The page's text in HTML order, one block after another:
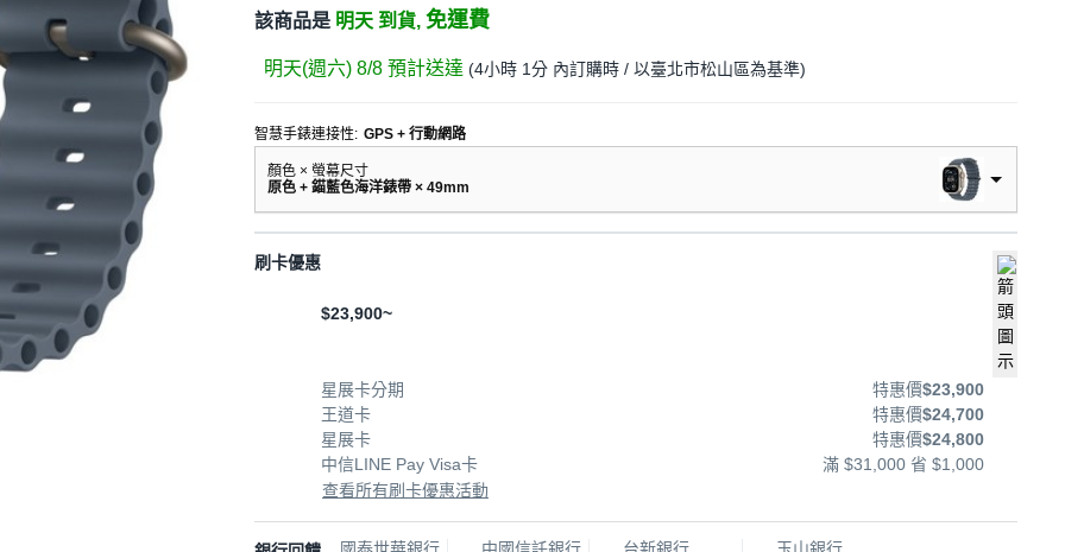
該商品是 明天 到貨, 免運費
明天(週六) 8/8 預計送達 (4小時 1分 內訂購時 / 以臺北市松山區為基準)
智慧手錶連接性: GPS + 行動網路
顏色 × 螢幕尺寸
原色 + 錨藍色海洋錶帶 × 49mm
刷卡優惠
$23,900~
星展卡分期 特惠價$23,900
王道卡
特惠價$24,700
星展卡
特惠價$24,800
中信LINE Pay Visa卡
滿 $31,000 省 $1,000
查看所有刷卡優惠活動